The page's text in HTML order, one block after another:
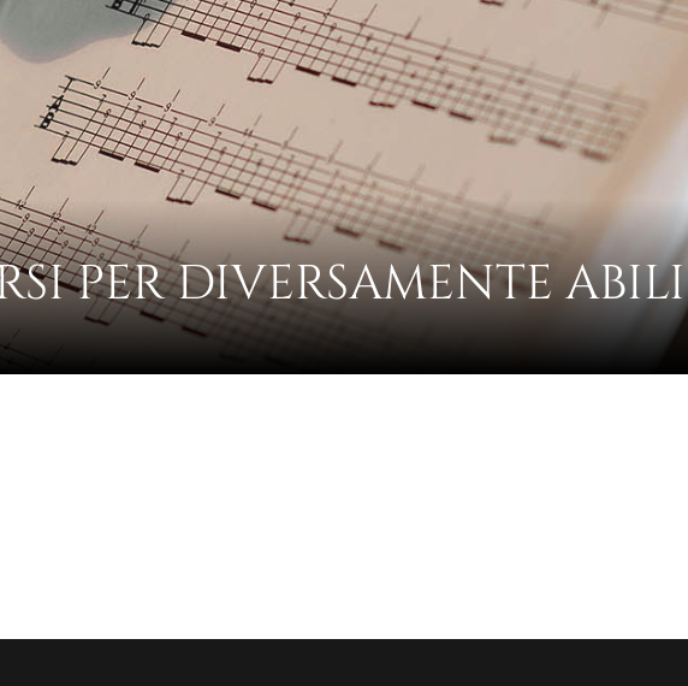
PER DIVERSAMENTE ABILI